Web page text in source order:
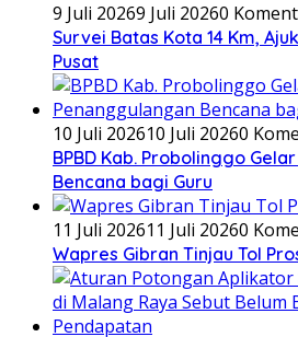
9 Juli 20269 Juli 20260
Survei Batas Kota 14 Km,
Pusat
10 Juli 202610 Juli 20260
BPBD Kab. Probolinggo
Bencana bagi Guru
11 Juli 202611 Juli 20260
Wapres Gibran Tinjau Tol